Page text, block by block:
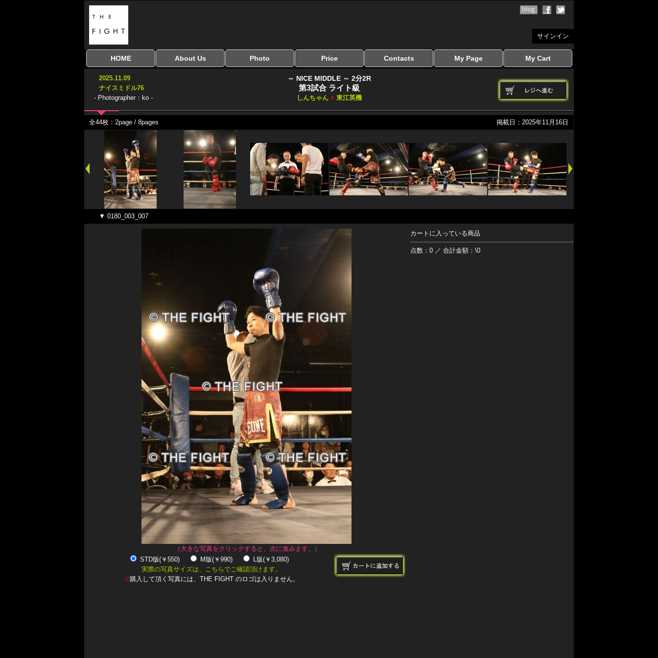
サインイン
HOME
全興行を表示
ナイスミドル
アマチュアキック
協議会
全日本学生キック
建武館キッズ大会
Bigbang
おやじファイト
About Us Photo Price
料金
お支払い方法
Contacts My Page My Cart
カートを見る
2025.11.09
ナイスミドル76
- Photographer：ko -
～ NICE MIDDLE ～ 2分2R
第3試合 ライト級
しんちゃん × 東江英機
全44枚：2page / 8pages 掲載日：2025年11月16日
▼ 0180_003_007
（大きな写真をクリックすると、次に進みます。）
STD版(￥550)
M版(￥990)
L版(￥3,080)
実際の写真サイズは、こちらでご確認頂けます。
※購入して頂く写真には、THE FIGHT のロゴは入りません。
カートに入っている商品
点数：0 ／ 合計金額：\0